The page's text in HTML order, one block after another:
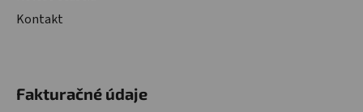
Kontakt
Fakturačné údaje